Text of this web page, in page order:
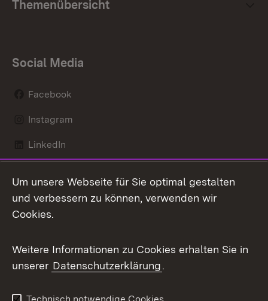
Themenübersicht
Social Media
Facebook
Instagram
LinkedIn
X / Twitter
Youtube
Kontakt
Datenschutz
Um unsere Webseite für Sie optimal gestalten
und verbessern zu können, verwenden wir
Cookies.
Weitere Informationen zu Cookies erhalten Sie in
unserer Datenschutzerklärung.